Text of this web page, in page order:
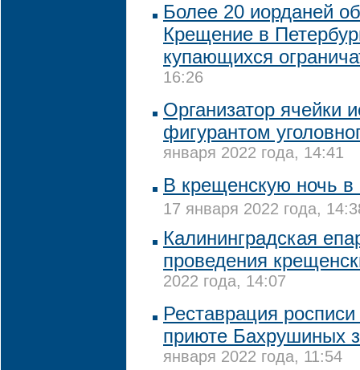
Более 20 иорданей
Крещение в
купающихся
16:26
Организатор ячейки
фигурантом
января 2022 года, 14:41
В крещенскую ночь в
17 января 2022 года,
Калининградская
проведения
2022 года, 14:07
Реставрация
приюте Бахрушиных
января 2022 года, 11:54